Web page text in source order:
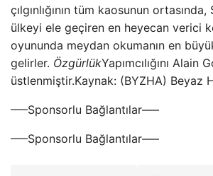
çılgınlığının tüm kaosunun
ülkeyi ele geçiren en heyecan verici
oyununda meydan okumanın en
gelirler. ÖzgürlükYapımcılığını Alain
üstlenmiştir.Kaynak: (BYZHA) Beyaz
—–Sponsorlu Bağlantılar—–
—–Sponsorlu Bağlantılar—–